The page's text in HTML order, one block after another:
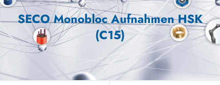
SECO Monobloc Aufnahmen HSK
(C15)